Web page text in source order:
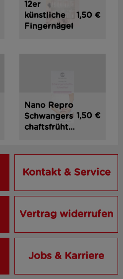
12er
künstliche
Fingernägel
1,50 €
Nano Repro
Schwangers
chaftsfrühte
1,50 €
Kontakt & Service
Vertrag widerrufen
Jobs & Karriere